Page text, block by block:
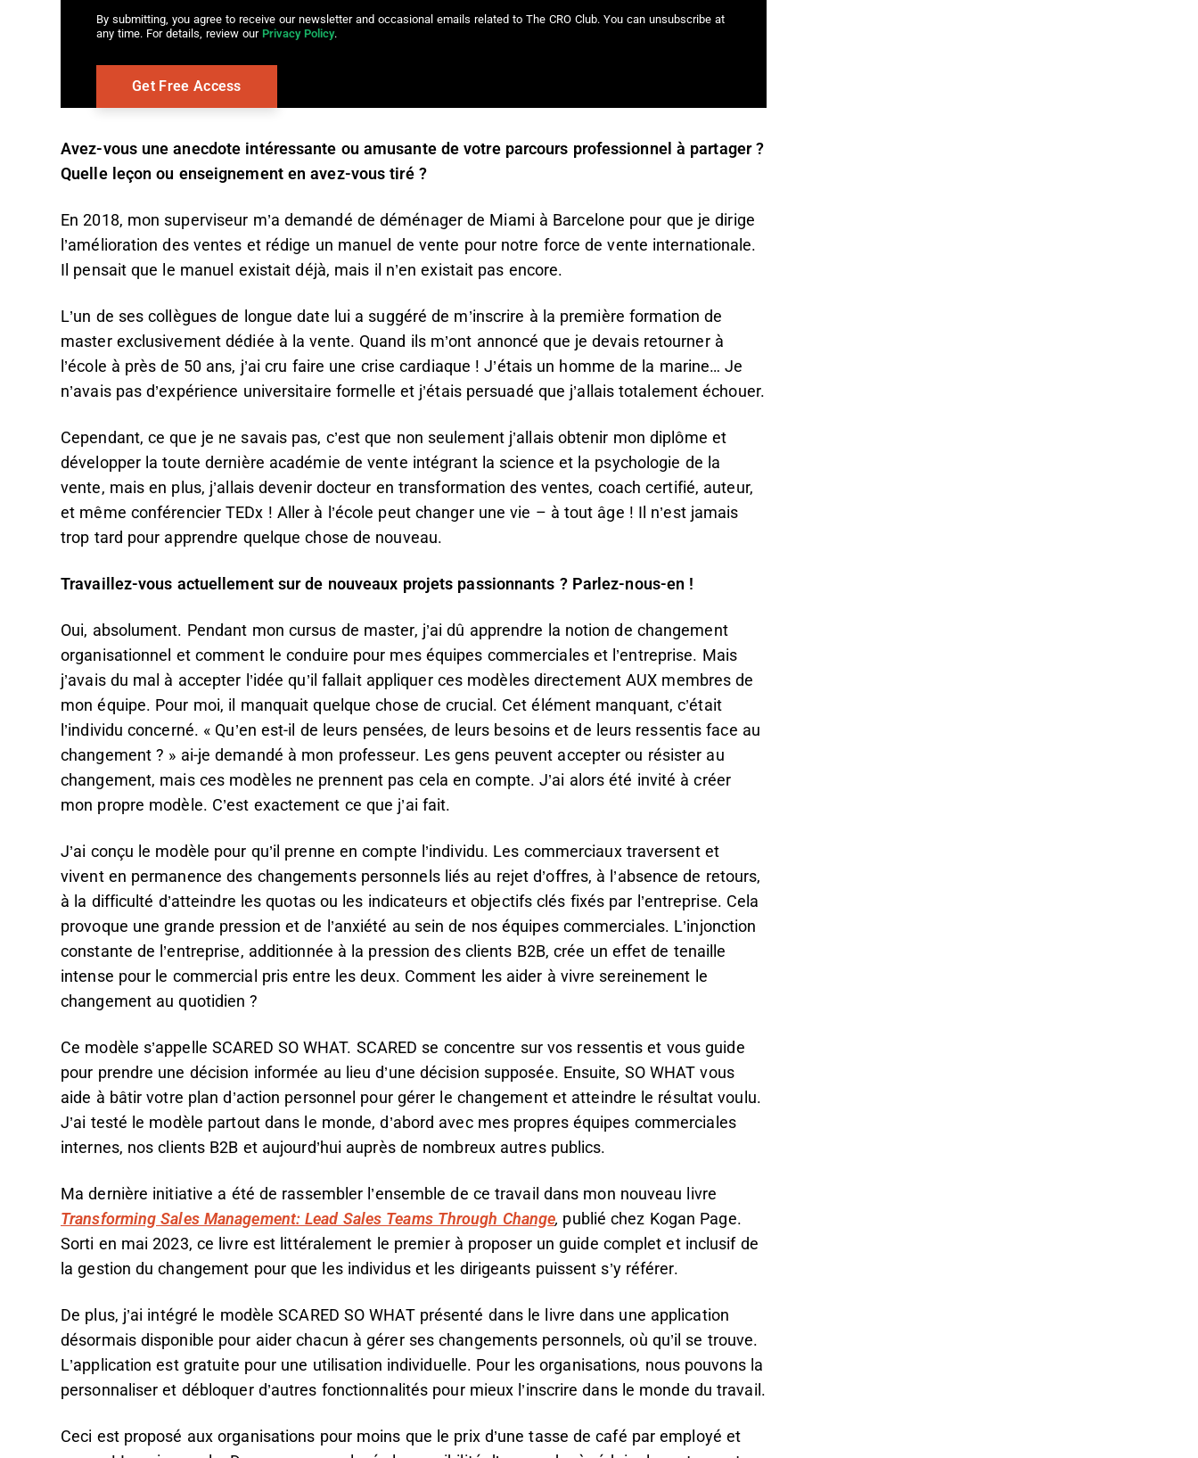
By submitting, you agree to receive our newsletter and occasional emails related to The CRO Club. You can unsubscribe at
any time. For details, review our Privacy Policy.
Avez-vous une anecdote intéressante ou amusante de votre parcours professionnel à partager ?
Quelle leçon ou enseignement en avez-vous tiré ?
En 2018, mon superviseur m’a demandé de déménager de Miami à Barcelone pour que je dirige
l’amélioration des ventes et rédige un manuel de vente pour notre force de vente internationale.
Il pensait que le manuel existait déjà, mais il n’en existait pas encore.
L’un de ses collègues de longue date lui a suggéré de m’inscrire à la première formation de
master exclusivement dédiée à la vente. Quand ils m’ont annoncé que je devais retourner à
l’école à près de 50 ans, j’ai cru faire une crise cardiaque ! J’étais un homme de la marine… Je
n’avais pas d’expérience universitaire formelle et j’étais persuadé que j’allais totalement échouer.
Cependant, ce que je ne savais pas, c’est que non seulement j’allais obtenir mon diplôme et
développer la toute dernière académie de vente intégrant la science et la psychologie de la
vente, mais en plus, j’allais devenir docteur en transformation des ventes, coach certifié, auteur,
et même conférencier TEDx ! Aller à l’école peut changer une vie – à tout âge ! Il n’est jamais
trop tard pour apprendre quelque chose de nouveau.
Travaillez-vous actuellement sur de nouveaux projets passionnants ? Parlez-nous-en !
Oui, absolument. Pendant mon cursus de master, j’ai dû apprendre la notion de changement
organisationnel et comment le conduire pour mes équipes commerciales et l’entreprise. Mais
j’avais du mal à accepter l’idée qu’il fallait appliquer ces modèles directement AUX membres de
mon équipe. Pour moi, il manquait quelque chose de crucial. Cet élément manquant, c’était
l’individu concerné. « Qu’en est-il de leurs pensées, de leurs besoins et de leurs ressentis face au
changement ? » ai-je demandé à mon professeur. Les gens peuvent accepter ou résister au
changement, mais ces modèles ne prennent pas cela en compte. J’ai alors été invité à créer
mon propre modèle. C’est exactement ce que j’ai fait.
J’ai conçu le modèle pour qu’il prenne en compte l’individu. Les commerciaux traversent et
vivent en permanence des changements personnels liés au rejet d’offres, à l’absence de retours,
à la difficulté d’atteindre les quotas ou les indicateurs et objectifs clés fixés par l’entreprise. Cela
provoque une grande pression et de l’anxiété au sein de nos équipes commerciales. L’injonction
constante de l’entreprise, additionnée à la pression des clients B2B, crée un effet de tenaille
intense pour le commercial pris entre les deux. Comment les aider à vivre sereinement le
changement au quotidien ?
Ce modèle s’appelle SCARED SO WHAT. SCARED se concentre sur vos ressentis et vous guide
pour prendre une décision informée au lieu d’une décision supposée. Ensuite, SO WHAT vous
aide à bâtir votre plan d’action personnel pour gérer le changement et atteindre le résultat voulu.
J’ai testé le modèle partout dans le monde, d’abord avec mes propres équipes commerciales
internes, nos clients B2B et aujourd’hui auprès de nombreux autres publics.
Ma dernière initiative a été de rassembler l’ensemble de ce travail dans mon nouveau livre
Transforming Sales Management: Lead Sales Teams Through Change, publié chez Kogan Page.
Sorti en mai 2023, ce livre est littéralement le premier à proposer un guide complet et inclusif de
la gestion du changement pour que les individus et les dirigeants puissent s’y référer.
De plus, j’ai intégré le modèle SCARED SO WHAT présenté dans le livre dans une application
désormais disponible pour aider chacun à gérer ses changements personnels, où qu’il se trouve.
L’application est gratuite pour une utilisation individuelle. Pour les organisations, nous pouvons la
personnaliser et débloquer d’autres fonctionnalités pour mieux l’inscrire dans le monde du travail.
Ceci est proposé aux organisations pour moins que le prix d’une tasse de café par employé et